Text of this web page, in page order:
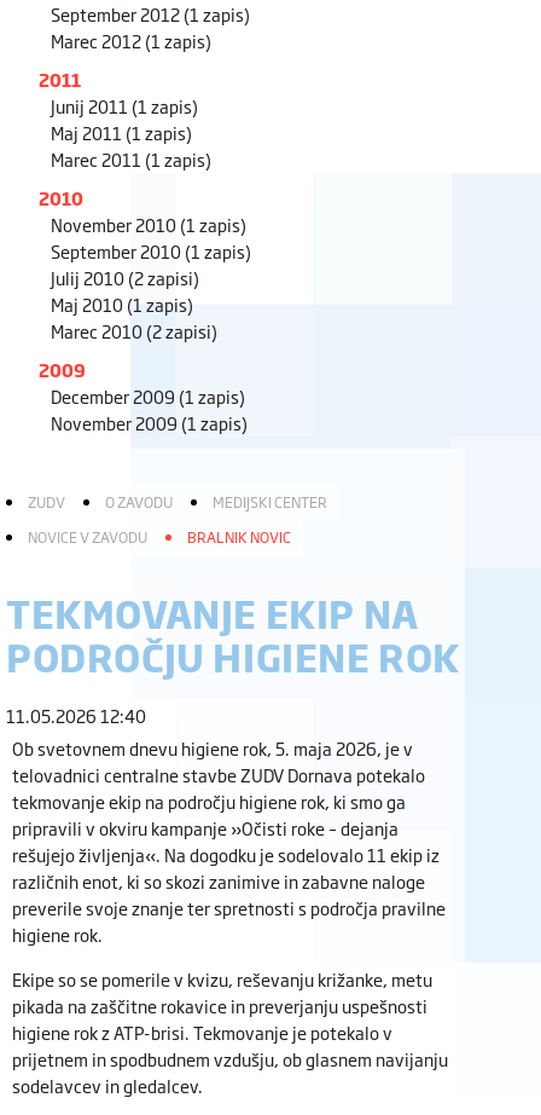
September 2012(1 zapis)
Marec 2012(1 zapis)
2011
Junij 2011 (1 zapis)
Maj 2011 (1 zapis)
Marec 2011 (1 zapis)
2010
November 2010(1 zapis)
September 2010(1 zapis)
Julij 2010(2 zapisi)
Maj 2010(1 zapis)
Marec 2010(2 zapisi)
2009
December 2009 (1 zapis)
November 2009 (1 zapis)
ZUDV O ZAVODU
MEDIJSKI CENTER
NOVICE V ZAVODU
BRALNIK NOVIC
TEKMOVANJE EKIP NA
PODROČJU HIGIENE ROK
11.05.2026 12:40
Ob svetovnem dnevu higiene rok, 5. maja 2026, je v
telovadnici centralne stavbe ZUDV Dornava potekalo
tekmovanje ekip na področju higiene rok, ki smo ga
pripravili v okviru kampanje »Očisti roke – dejanja
rešujejo življenja«. Na dogodku je sodelovalo 11 ekip iz
različnih enot, ki so skozi zanimive in zabavne naloge
preverile svoje znanje ter spretnosti s področja pravilne
higiene rok.
Ekipe so se pomerile v kvizu, reševanju križanke, metu
pikada na zaščitne rokavice in preverjanju uspešnosti
higiene rok z ATP-brisi. Tekmovanje je potekalo v
prijetnem in spodbudnem vzdušju, ob glasnem navijanju
sodelavcev in gledalcev.